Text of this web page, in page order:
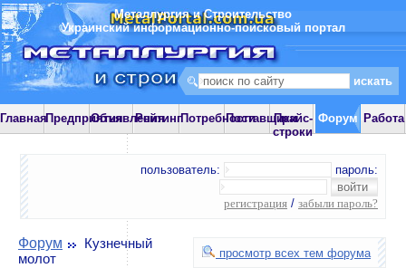
Металлургия и Строительство
Украинский информационно-поисковый портал
ГлавнаяПредприятияОбъявления
РейтингПотребностиПоставщики
Прайс-
строки
Форум Работа
пользователь: пароль:
регистрация / забыли пароль?
просмотр всех тем форума
Форум
Кузнечный
молот